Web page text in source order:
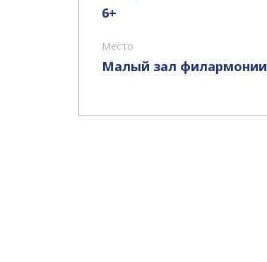
6+
Место
Малый зал филармонии